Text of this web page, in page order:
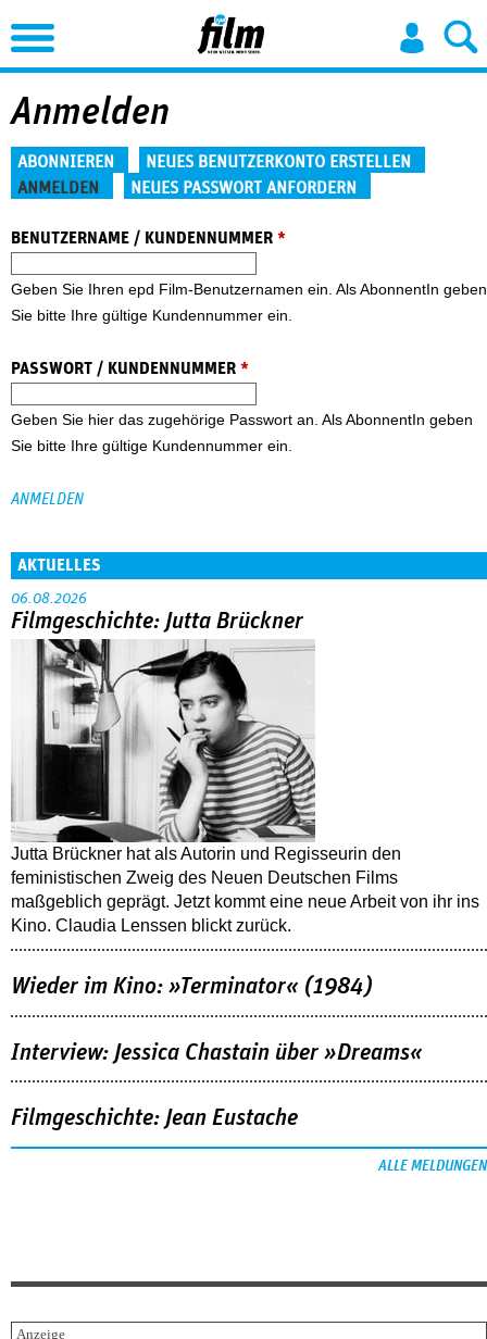
Jump to Navigation
Anmelden
Haupt-Reiter
ABONNIEREN
NEUES BENUTZERKONTO ERSTELLEN
ANMELDEN
NEUES PASSWORT ANFORDERN
BENUTZERNAME / KUNDENNUMMER *
Geben Sie Ihren epd Film-Benutzernamen ein. Als AbonnentIn geben
Sie bitte Ihre gültige Kundennummer ein.
PASSWORT / KUNDENNUMMER *
Geben Sie hier das zugehörige Passwort an. Als AbonnentIn geben
Sie bitte Ihre gültige Kundennummer ein.
AKTUELLES
06.08.2026
Filmgeschichte: Jutta Brückner
Jutta Brückner hat als Autorin und Regisseurin den
feministischen Zweig des Neuen Deutschen Films
maßgeblich geprägt. Jetzt kommt eine neue Arbeit von ihr ins
Kino. Claudia Lenssen blickt zurück.
Wieder im Kino: »Terminator« (1984)
Interview: Jessica Chastain über »Dreams«
Filmgeschichte: Jean Eustache
ALLE MELDUNGEN